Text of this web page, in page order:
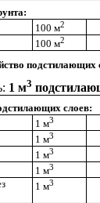
100 м2
100 м2
подстилающих
1 м3
слоев:
1 м3
1 м3
1 м3
1 м3
1 м3